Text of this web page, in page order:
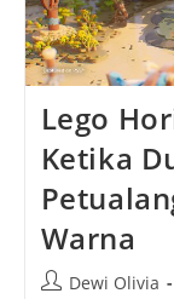
Lego
Ketika
Warna
PostDewi Olivia